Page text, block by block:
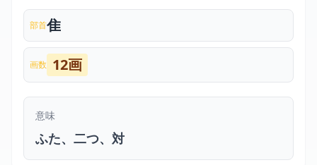
部首隹
画数 12画
意味
ふた、二つ、対